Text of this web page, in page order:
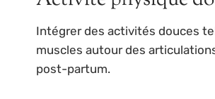
Intégrer des activités douces
muscles autour des
post-partum.